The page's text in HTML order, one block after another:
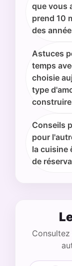
que vous
prend 10
des
Astuces
temps
choisie
type
Conseils
pour
la cuisine
de